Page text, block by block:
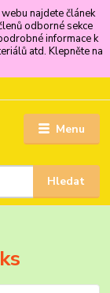
najdete článek
odborné sekce
informace k
atd. Klepněte na
Menu
Hledat